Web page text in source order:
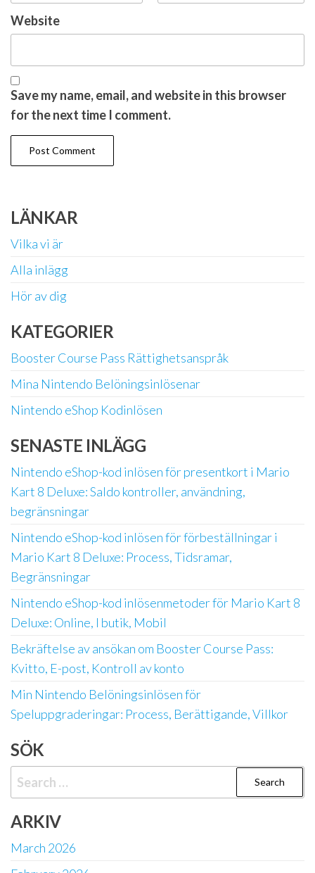
Website
Save my name, email, and website in this browser
for the next time I comment.
LÄNKAR
Vilka vi är
Alla inlägg
Hör av dig
KATEGORIER
Booster Course Pass Rättighetsanspråk
Mina Nintendo Belöningsinlösenar
Nintendo eShop Kodinlösen
SENASTE INLÄGG
Nintendo eShop-kod inlösen för presentkort i Mario
Kart 8 Deluxe: Saldo kontroller, användning,
begränsningar
Nintendo eShop-kod inlösen för förbeställningar i
Mario Kart 8 Deluxe: Process, Tidsramar,
Begränsningar
Nintendo eShop-kod inlösenmetoder för Mario Kart 8
Deluxe: Online, I butik, Mobil
Bekräftelse av ansökan om Booster Course Pass:
Kvitto, E-post, Kontroll av konto
Min Nintendo Belöningsinlösen för
Speluppgraderingar: Process, Berättigande, Villkor
SÖK
Search
for:
ARKIV
March 2026